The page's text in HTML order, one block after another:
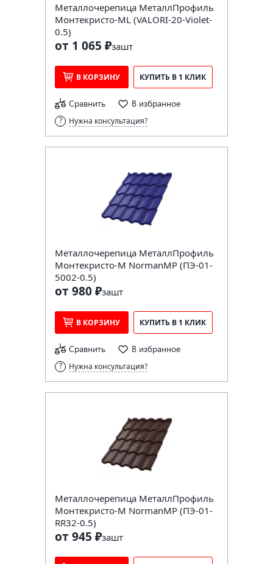
Металлочерепица МеталлПрофиль
Монтекристо-ML (VALORI-20-Violet-
0.5)
от 1 065 ₽зашт
В КОРЗИНУ КУПИТЬ В 1 КЛИК
Сравнить В избранное
Нужна консультация?
Металлочерепица МеталлПрофиль
Монтекристо-M NormanMP (ПЭ-01-
5002-0.5)
от 980 ₽зашт
В КОРЗИНУ КУПИТЬ В 1 КЛИК
Сравнить В избранное
Нужна консультация?
Металлочерепица МеталлПрофиль
Монтекристо-M NormanMP (ПЭ-01-
RR32-0.5)
от 945 ₽зашт